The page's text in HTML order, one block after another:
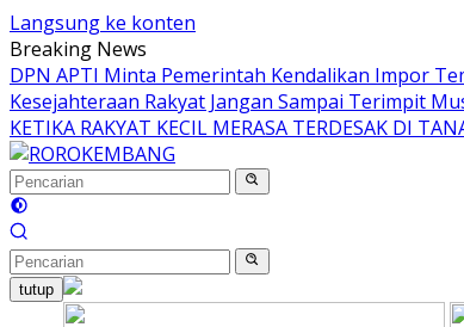
Langsung ke konten
Breaking News
DPN APTI Minta Pemerintah Kendalikan Impor
Kesejahteraan Rakyat Jangan Sampai Terimpit
KETIKA RAKYAT KECIL MERASA TERDESAK DI
tutup